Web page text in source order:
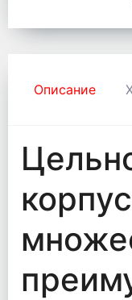
Описание